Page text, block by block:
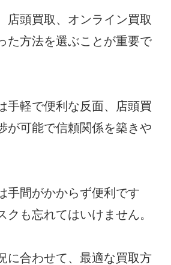
店頭買取、オンライン買取
た方法を選ぶことが重要で
手軽で便利な反面、店頭買
が可能で信頼関係を築きや
手間がかからず便利です
クも忘れてはいけません。
に合わせて、最適な買取方